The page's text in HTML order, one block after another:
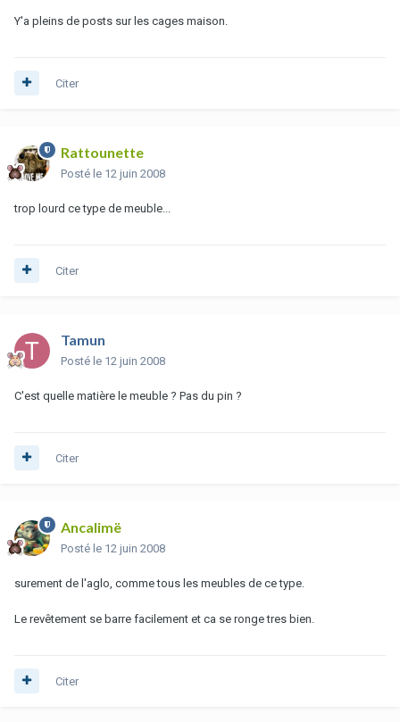
Y'a pleins de posts sur les cages maison.
Citer
Rattounette
Posté le 12 juin 2008
trop lourd ce type de meuble...
Citer
Tamun
Posté le 12 juin 2008
C'est quelle matière le meuble ? Pas du pin ?
Citer
Ancalimë
Posté le 12 juin 2008
surement de l'aglo, comme tous les meubles de ce type.
Le revêtement se barre facilement et ca se ronge tres bien.
Citer